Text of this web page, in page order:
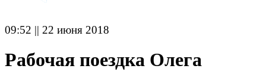
09:52 || 22 июня 2018
Рабочая поездка Олега